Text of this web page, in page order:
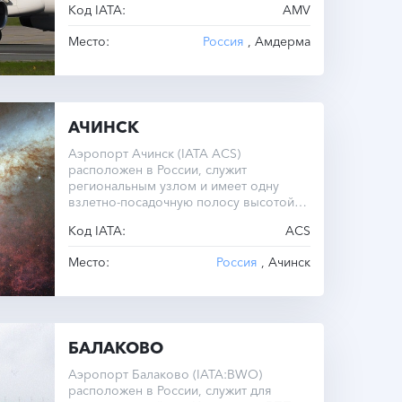
Код IATA:
AMV
Место:
Россия , Амдерма
АЧИНСК
Аэропорт Ачинск (IATA ACS)
расположен в России, служит
региональным узлом и имеет одну
взлетно-посадочную полосу высотой
Код IATA:
ACS
Место:
Россия , Ачинск
БАЛАКОВО
Аэропорт Балаково (IATA:BWO)
расположен в России, служит для